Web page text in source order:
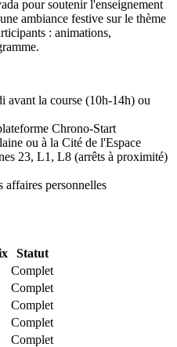
pour soutenir l'enseignement
ambiance festive sur le thème
: animations,
avant la course (10h-14h) ou
Chrono-Start
ou à la Cité de l'Espace
23, L1, L8 (arrêts à proximité)
affaires personnelles
Statut
Complet
Complet
Complet
Complet
Complet